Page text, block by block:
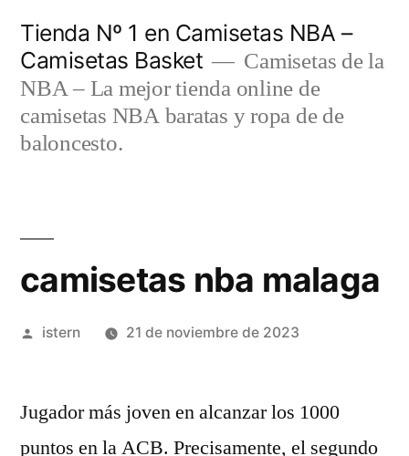
contenido
Tienda Nº 1 en Camisetas NBA –
Camisetas Basket
Camisetas de la
NBA – La mejor tienda online de
camisetas NBA baratas y ropa de de
baloncesto.
camisetas nba malaga
Publicado
istern 21 de noviembre de 2023
Jugador más joven en alcanzar los 1000
puntos en la ACB. Precisamente, el segundo